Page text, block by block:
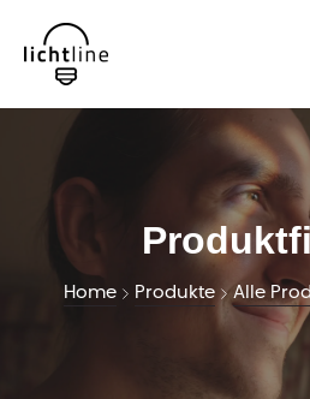
Home Produkte Alle